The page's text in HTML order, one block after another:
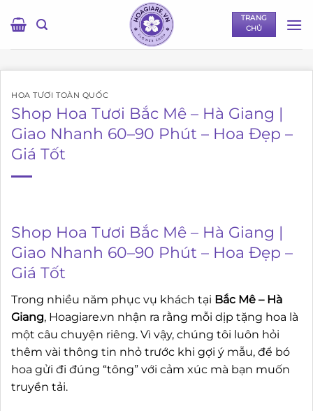
qua
TRANG
CHỦ
HOA TƯƠI TOÀN QUỐC
Shop Hoa Tươi Bắc Mê – Hà Giang |
Giao Nhanh 60–90 Phút – Hoa Đẹp –
Giá Tốt
Shop Hoa Tươi Bắc Mê – Hà Giang |
Giao Nhanh 60–90 Phút – Hoa Đẹp –
Giá Tốt
Trong nhiều năm phục vụ khách tại Bắc Mê – Hà
Giang, Hoagiare.vn nhận ra rằng mỗi dịp tặng hoa là
một câu chuyện riêng. Vì vậy, chúng tôi luôn hỏi
thêm vài thông tin nhỏ trước khi gợi ý mẫu, để bó
hoa gửi đi đúng “tông” với cảm xúc mà bạn muốn
truyền tải.